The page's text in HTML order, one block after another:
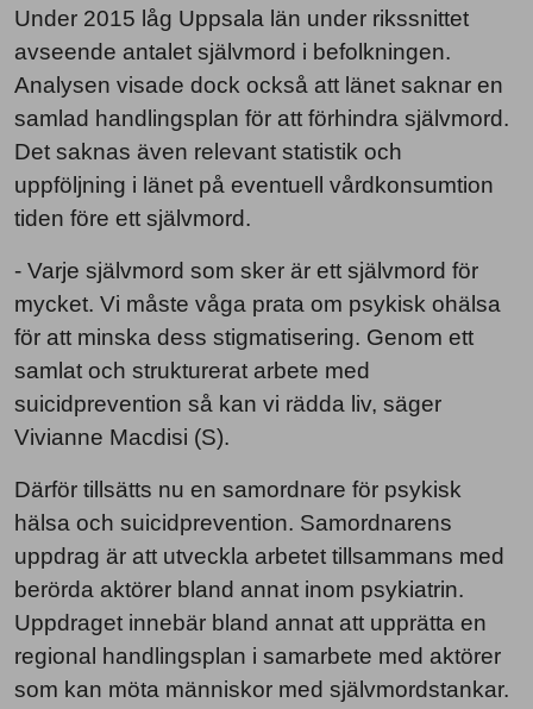
Under 2015 låg Uppsala län under rikssnittet
avseende antalet självmord i befolkningen.
Analysen visade dock också att länet saknar en
samlad handlingsplan för att förhindra självmord.
Det saknas även relevant statistik och
uppföljning i länet på eventuell vårdkonsumtion
tiden före ett självmord.
- Varje självmord som sker är ett självmord för
mycket. Vi måste våga prata om psykisk ohälsa
för att minska dess stigmatisering. Genom ett
samlat och strukturerat arbete med
suicidprevention så kan vi rädda liv, säger
Vivianne Macdisi (S).
Därför tillsätts nu en samordnare för psykisk
hälsa och suicidprevention. Samordnarens
uppdrag är att utveckla arbetet tillsammans med
berörda aktörer bland annat inom psykiatrin.
Uppdraget innebär bland annat att upprätta en
regional handlingsplan i samarbete med aktörer
som kan möta människor med självmordstankar.